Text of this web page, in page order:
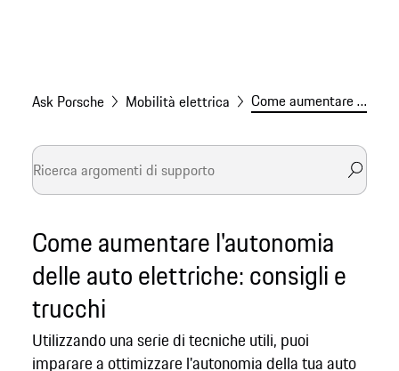
Ask Porsche Mobilità elettrica Come aumentare l'autonomia delle auto elettriche
Come aumentare l'autonomia
delle auto elettriche: consigli e
trucchi
Utilizzando una serie di tecniche utili, puoi
imparare a ottimizzare l'autonomia della tua auto